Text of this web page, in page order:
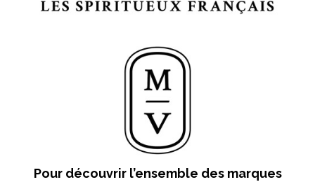
Pour découvrir l’ensemble des marques